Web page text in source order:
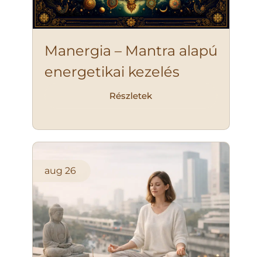
Manergia – Mantra alapú
energetikai kezelés
Részletek
aug 26